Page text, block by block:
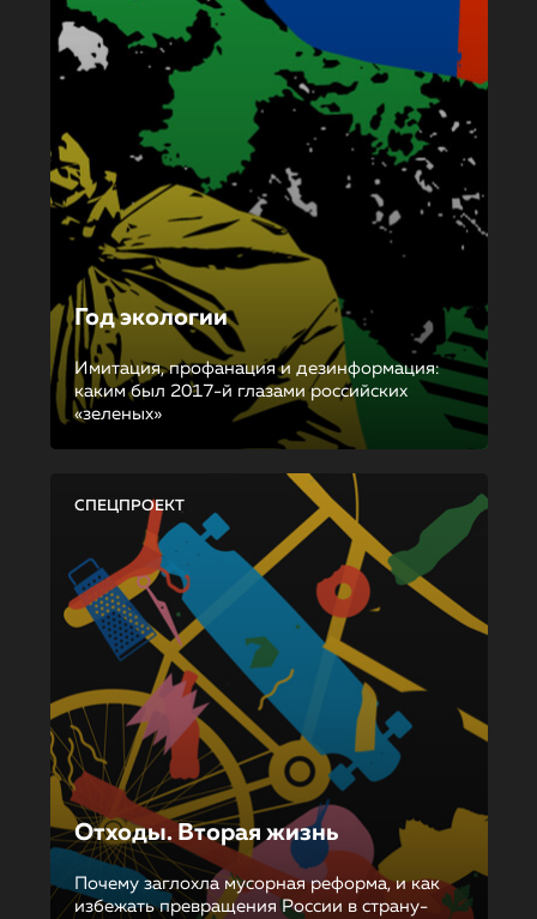
Год экологии
Имитация, профанация и дезинформация:
каким был 2017-й глазами российских
«зеленых»
СПЕЦПРОЕКТ
Отходы. Вторая жизнь
Почему заглохла мусорная реформа, и как
избежать превращения России в страну-